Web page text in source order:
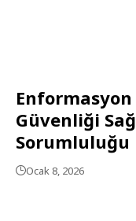
Enformasyon
Güvenliği
Sorumluluğu
Ocak 8, 2026